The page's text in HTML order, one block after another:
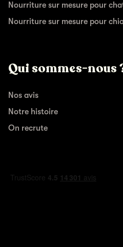
Nourriture sur mesure pour
Nourriture sur mesure pour
Qui sommes-nous
Nos avis
Notre histoire
On recrute